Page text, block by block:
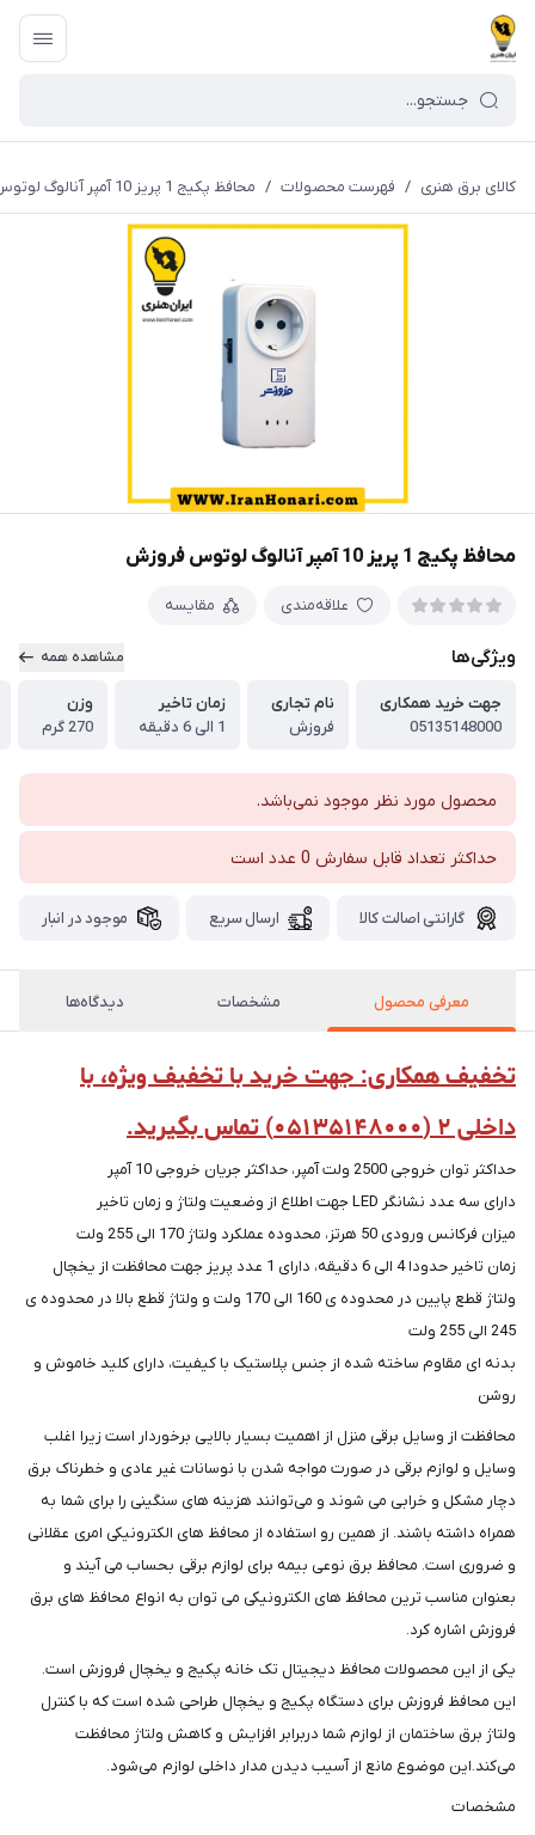
کالای برق هنری / فهرست محصولات / محافظ پکیج 1 پريز 10 آمپر آنالوگ لوتوس فروزش
محافظ پکیج 1 پريز 10 آمپر آنالوگ لوتوس فروزش
علاقه‌مندی مقایسه
ویژگی‌ها مشاهده همه
جهت خرید همکاری
05135148000
نام تجاری
فروزش
زمان تاخیر
1 الی 6 دقیقه
وزن
270 گرم
محصول مورد نظر موجود نمی‌باشد.
حداکثر تعداد قابل سفارش 0 عدد است
گارانتی اصالت کالا ارسال سریع موجود در انبار
معرفی محصول مشخصات دیدگاه‌ها
تخفیف همکاری: جهت خرید با تخفیف ویژه، با
داخلی ۲ (۰۵۱۳۵۱۴۸۰۰۰) تماس بگیرید.
حداکثر توان خروجی 2500 ولت آمپر، حداکثر جریان خروجی 10 آمپر
دارای سه عدد نشانگر LED جهت اطلاع از وضعیت ولتاژ و زمان تاخیر
میزان فرکانس ورودی 50 هرتز، محدوده عملکرد ولتاژ 170 الی 255 ولت
زمان تاخیر حدودا 4 الی 6 دقیقه، دارای 1 عدد پریز جهت محافظت از یخچال
ولتاژ قطع پایین در محدوده ی 160 الی 170 ولت و ولتاژ قطع بالا در محدوده ی
245 الی 255 ولت
بدنه ای مقاوم ساخته شده از جنس پلاستیک با کیفیت، دارای کلید خاموش و
روشن
محافظت از وسایل برقی منزل از اهمیت بسیار بالایی برخوردار است زیرا اغلب
وسایل و لوازم برقی در صورت مواجه شدن با نوسانات غیر عادی و خطرناک برق
دچار مشکل و خرابی می شوند و می‌توانند هزینه های سنگینی را برای شما به
همراه داشته باشند. از همین رو استفاده از محافظ های الکترونیکی امری عقلانی
و ضروری است. محافظ برق نوعی بیمه برای لوازم برقی بحساب می آیند و
بعنوان مناسب ترین محافظ های الکترونیکی می توان به انواع محافظ های برق
فروزش اشاره کرد.
یکی از این محصولات محافظ دیجیتال تک خانه پکیج و یخچال فروزش است.
این محافظ فروزش برای دستگاه پکیج و یخچال طراحی شده است که با کنترل
ولتاژ برق ساختمان از لوازم شما دربرابر افزایش و کاهش ولتاژ محافظت
می‌کند.این موضوع مانع از آسیب دیدن مدار داخلی لوازم می‌شود.
مشخصات